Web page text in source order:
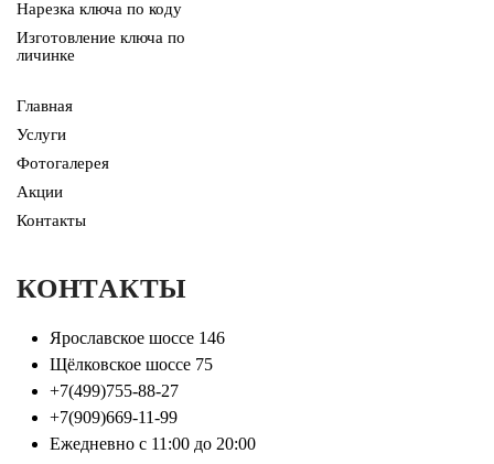
Нарезка ключа по коду
Изготовление ключа по
личинке
Главная
Услуги
Фотогалерея
Акции
Контакты
КОНТАКТЫ
Ярославское шоссе 146
Щёлковское шоссе 75
+7(499)755-88-27
+7(909)669-11-99
Ежедневно с 11:00 до 20:00